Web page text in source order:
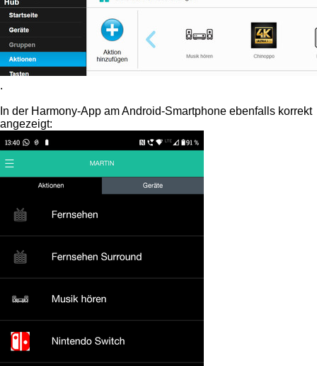
.
In der Harmony-App am Android-Smartphone ebenfalls korrekt
angezeigt: